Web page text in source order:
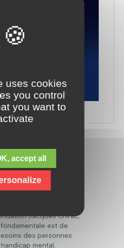
Jacques Chirac,
est de
des personnes
mental,
uses cookies
you control
you want to
accept all